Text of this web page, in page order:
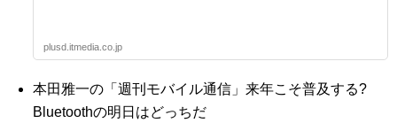
plusd.itmedia.co.jp
本田雅一の「週刊モバイル通信」来年こそ普及する?
Bluetoothの明日はどっちだ